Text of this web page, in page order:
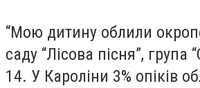
“Мою дитину облили
саду “Лісова пісня”, група
14. У Кароліни 3% опіків